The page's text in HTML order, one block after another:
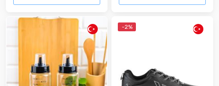
-2%